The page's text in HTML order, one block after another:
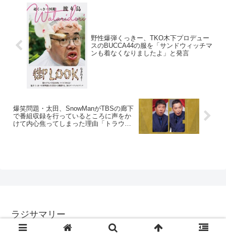
野性爆弾くっきー、TKO木下プロデュー
スのBUCCA44の服を「サンドウィッチマ
ンも着なくなりましたよ」と発言
爆笑問題・太田、SnowManがTBSの廊下
で番組収録を行っているところに声をか
けて内心焦ってしまった理由「トラウマ
ラジサマリー
© 2017 ラジサマリー.